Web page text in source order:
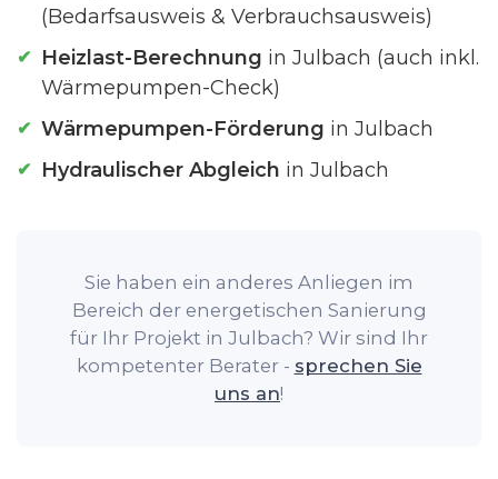
(Bedarfsausweis & Verbrauchsausweis)
Heizlast-Berechnung in Julbach (auch inkl.
Wärmepumpen-Check)
Wärmepumpen-Förderung in Julbach
Hydraulischer Abgleich in Julbach
Sie haben ein anderes Anliegen im
Bereich der energetischen Sanierung
für Ihr Projekt in Julbach? Wir sind Ihr
kompetenter Berater - sprechen Sie
uns an!